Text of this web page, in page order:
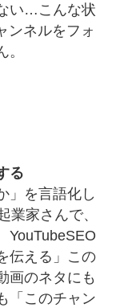
い…こんな状
ンネルをフォ
る
」を言語化し
業家さんで、
YouTubeSEO
伝える」この
画のネタにも
「このチャン